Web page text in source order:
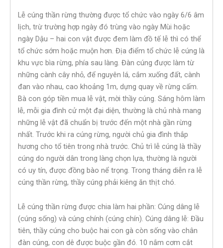
Lễ cúng thần rừng thường được tổ chức vào ngày 6/6 âm
lịch, trừ trường hợp ngày đó trùng vào ngày Mùi hoặc
ngày Dậu – hai con vật được đem làm đồ tế lễ thì có thể
tổ chức sớm hoặc muộn hơn. Địa điểm tổ chức lễ cúng là
khu vực bìa rừng, phía sau làng. Đàn cúng được làm từ
những cành cây nhỏ, để nguyên lá, cắm xuống đất, cành
đan vào nhau, cao khoảng 1m, dựng quay về rừng cấm.
Bà con góp tiền mua lễ vật, mời thầy cúng. Sáng hôm làm
lễ, mỗi gia đình cử một đại diện, thường là chủ nhà mang
những lễ vật đã chuẩn bị trước đến một nhà gần rừng
nhất. Trước khi ra cúng rừng, người chủ gia đình thắp
hương cho tổ tiên trong nhà trước. Chủ trì lễ cúng là thầy
cúng do người dân trong làng chọn lựa, thường là người
có uy tín, được đồng bào nể trọng. Trong tháng diễn ra lễ
cúng thần rừng, thầy cúng phải kiêng ăn thịt chó.
Lễ cúng thần rừng được chia làm hai phần: Cúng dâng lễ
(cúng sống) và cúng chính (cúng chín). Cúng dâng lễ: Đầu
tiên, thầy cúng cho buộc hai con gà còn sống vào chân
đàn cúng, con dê được buộc gần đó. 10 nắm cơm cắt